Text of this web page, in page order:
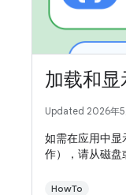
加载和显
Updated 2026年5
如需在应用中
作），请从磁盘
HowTo